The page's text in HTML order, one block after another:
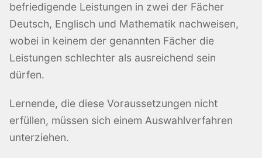
befriedigende Leistungen in zwei der Fächer
Deutsch, Englisch und Mathematik nachweisen,
wobei in keinem der genannten Fächer die
Leistungen schlechter als ausreichend sein
dürfen.
Lernende, die diese Voraussetzungen nicht
erfüllen, müssen sich einem Auswahlverfahren
unterziehen.